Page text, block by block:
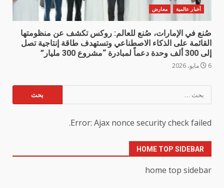
أخبار عالمية معارض
صُنع في الإمارات، صُنع للعالم: روكس تكشف عن منظومتها
القائمة على الذكاء الاصطناعي وتستهدف طاقة إنتاجية تصل
إلى 300 ألف وحدة دعماً لمبادرة “مشروع 300 مليار”
6 مايو، 2026
عن:
Error: Ajax nonce security check failed.
HOME TOP SIDEBAR
home top sidebar